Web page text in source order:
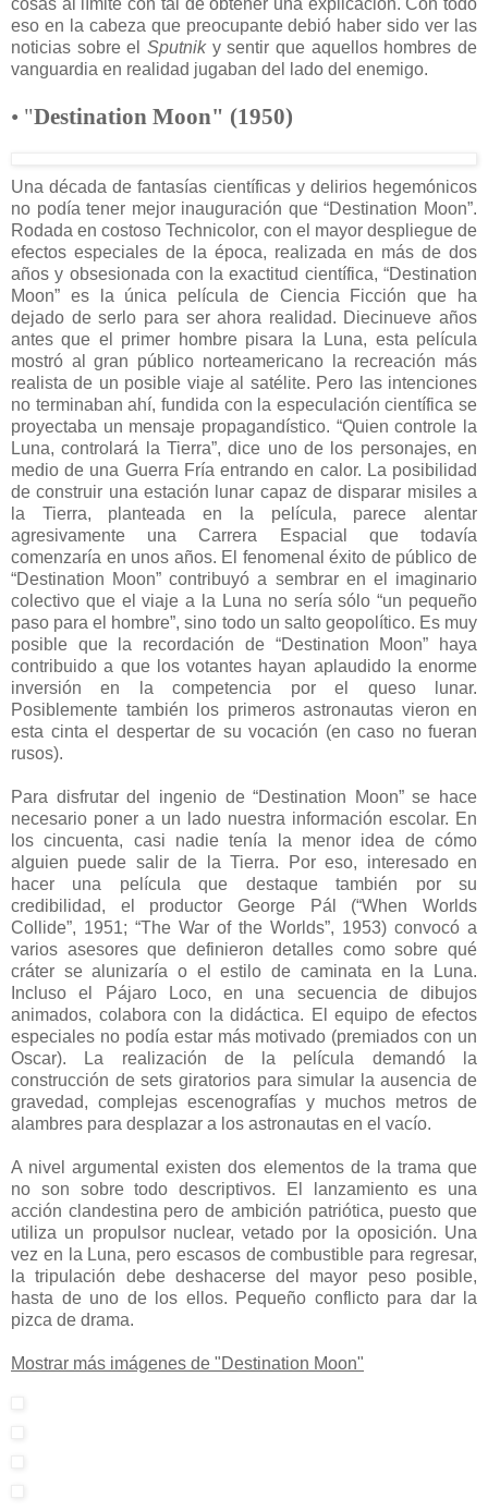
eso en la cabeza que preocupante debió haber sido ver las
noticias sobre el Sputniky sentir que aquellos hombres de
vanguardia en realidad jugaban del lado del enemigo.
• "Destination Moon" (1950)
Una década de fantasías científicas y delirios hegemónicos
no podía tener mejor inauguración que “Destination Moon”.
Rodada en costoso Technicolor, con el mayor despliegue de
efectos especiales de la época, realizada en más de dos
años y obsesionada con la exactitud científica, “Destination
Moon” es la única película de Ciencia Ficción que ha
dejado de serlo para ser ahora realidad. Diecinueve años
antes que el primer hombre pisara la Luna, esta película
mostró al gran público norteamericano la recreación más
realista de un posible viaje al satélite. Pero las intenciones
no terminaban ahí, fundida con la especulación científica se
proyectaba un mensaje propagandístico. “Quien controle la
Luna, controlará la Tierra”, dice uno de los personajes, en
medio de una Guerra Fría entrando en calor. La posibilidad
de construir una estación lunar capaz de disparar misiles a
la Tierra, planteada en la película, parece alentar
agresivamente una Carrera Espacial que todavía
comenzaría en unos años. El fenomenal éxito de público de
“Destination Moon” contribuyó a sembrar en el imaginario
colectivo que el viaje a la Luna no sería sólo “un pequeño
paso para el hombre”, sino todo un salto geopolítico. Es muy
posible que la recordación de “Destination Moon” haya
contribuido a que los votantes hayan aplaudido la enorme
inversión en la competencia por el queso lunar.
Posiblemente también los primeros astronautas vieron en
esta cinta el despertar de su vocación (en caso no fueran
rusos).
Para disfrutar del ingenio de “Destination Moon” se hace
necesario poner a un lado nuestra información escolar. En
los cincuenta, casi nadie tenía la menor idea de cómo
alguien puede salir de la Tierra. Por eso, interesado en
hacer una película que destaque también por su
credibilidad, el productor George Pál (“When Worlds
Collide”, 1951; “The War of the Worlds”, 1953) convocó a
varios asesores que definieron detalles como sobre qué
cráter se alunizaría o el estilo de caminata en la Luna.
Incluso el Pájaro Loco, en una secuencia de dibujos
animados, colabora con la didáctica. El equipo de efectos
especiales no podía estar más motivado (premiados con un
Oscar). La realización de la película demandó la
construcción de sets giratorios para simular la ausencia de
gravedad, complejas escenografías y muchos metros de
alambres para desplazar a los astronautas en el vacío.
A nivel argumental existen dos elementos de la trama que
no son sobre todo descriptivos. El lanzamiento es una
acción clandestina pero de ambición patriótica, puesto que
utiliza un propulsor nuclear, vetado por la oposición. Una
vez en la Luna, pero escasos de combustible para regresar,
la tripulación debe deshacerse del mayor peso posible,
hasta de uno de los ellos. Pequeño conflicto para dar la
pizca de drama.
Mostrar más imágenes de "Destination Moon"